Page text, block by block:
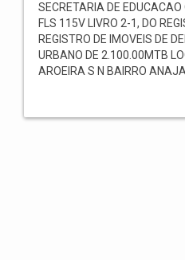
SECRETARIA DE
FLS 115V LIVRO 2-1, DO
REGISTRO DE IMOVEIS DE
URBANO DE 2.100.00MТВ
AROEIRA S N BAIRRO